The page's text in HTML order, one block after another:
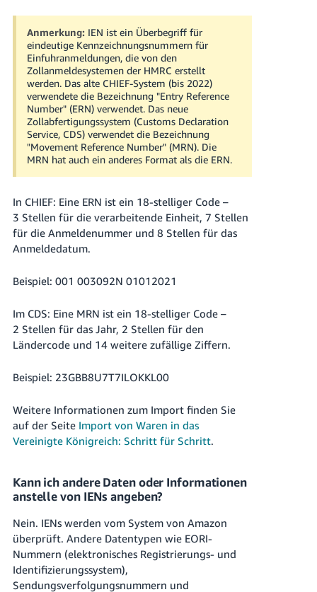
Anmerkung: IEN ist ein Überbegriff für
eindeutige Kennzeichnungsnummern für
Einfuhranmeldungen, die von den
Zollanmeldesystemen der HMRC erstellt
werden. Das alte CHIEF-System (bis 2022)
verwendete die Bezeichnung "Entry Reference
Number" (ERN) verwendet. Das neue
Zollabfertigungssystem (Customs Declaration
Service, CDS) verwendet die Bezeichnung
"Movement Reference Number" (MRN). Die
MRN hat auch ein anderes Format als die ERN.
In CHIEF: Eine ERN ist ein 18-stelliger Code –
3 Stellen für die verarbeitende Einheit, 7 Stellen
für die Anmeldenummer und 8 Stellen für das
Anmeldedatum.
Beispiel: 001 003092N 01012021
Im CDS: Eine MRN ist ein 18-stelliger Code –
2 Stellen für das Jahr, 2 Stellen für den
Ländercode und 14 weitere zufällige Ziffern.
Beispiel: 23GBB8U7T7ILOKKL00
Weitere Informationen zum Import finden Sie
auf der Seite Import von Waren in das
Vereinigte Königreich: Schritt für Schritt.
Kann ich andere Daten oder Informationen
anstelle von IENs angeben?
Nein. IENs werden vom System von Amazon
überprüft. Andere Datentypen wie EORI-
Nummern (elektronisches Registrierungs- und
Identifizierungssystem),
Sendungsverfolgungsnummern und